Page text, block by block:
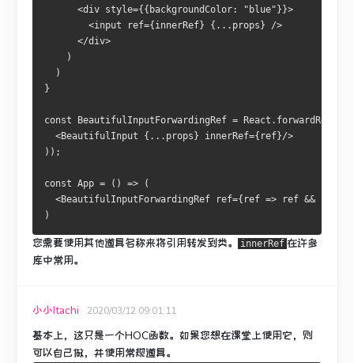
      <div style={{backgroundColor: "blue"}}>
        <input ref={innerRef} {...props} />
      </div>
    )
  )
}
const BeautifulInputForwardingRef =
  <BeautifulInput {...props} innerRef={ref}/>
));
const App = () => (
<BeautifulInputForwardingRef ref={ref => ref &&
)
您需要使用其他道具名称来将引用转发到类。 innerRef 在许多
库中常用。
小小Itachi 2020/03/12 09:01:11
基本上，这只是一个HOC函数。 如果您想在课堂上使用它，则
可以自己做，并使用常规道具。